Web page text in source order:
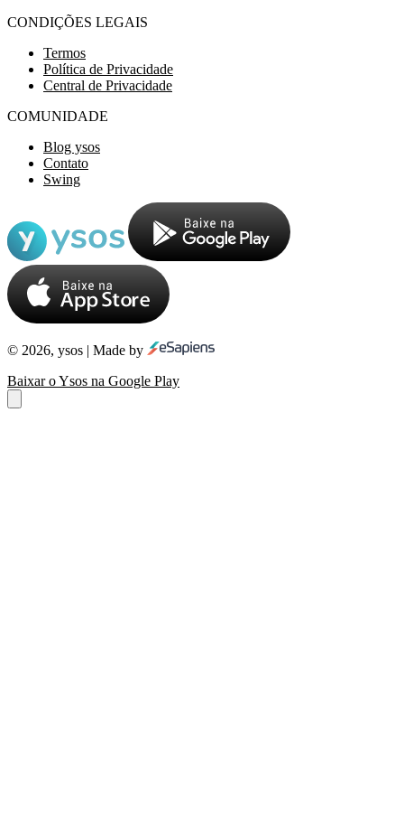
CONDIÇÕES LEGAIS
Termos
Política de Privacidade
Central de Privacidade
COMUNIDADE
Blog ysos
Contato
Swing
© 2026, ysos | Made by
Baixar o Ysos na Google Play